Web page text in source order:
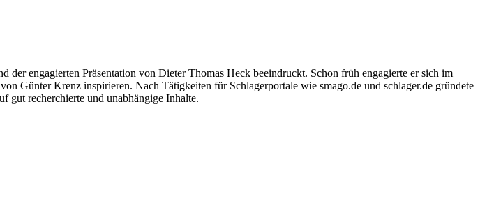
engagierten Präsentation von Dieter Thomas Heck beeindruckt. Schon früh engagierte er sich im
Günter Krenz inspirieren. Nach Tätigkeiten für Schlagerportale wie smago.de und schlager.de gründete
gut recherchierte und unabhängige Inhalte.